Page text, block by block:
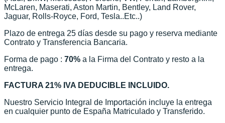
McLaren, Maserati, Aston Martin, Bentley, Land Rover,
Jaguar, Rolls-Royce, Ford, Tesla..Etc..)
Plazo de entrega 25 días desde su pago y reserva mediante
Contrato y Transferencia Bancaria.
Forma de pago : 70% a la Firma del Contrato y resto a la
entrega.
FACTURA 21% IVA DEDUCIBLE INCLUIDO.
Nuestro Servicio Integral de Importación incluye la entrega
en cualquier punto de España Matriculado y Transferido.